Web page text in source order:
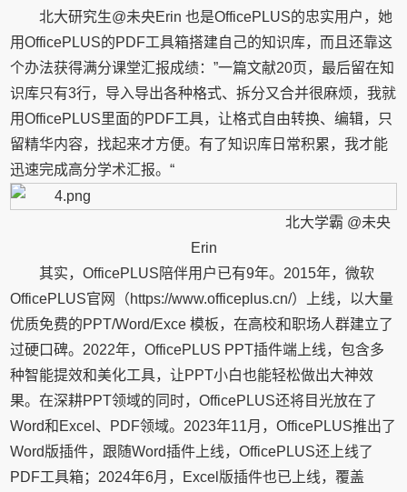
北大研究生@未央Erin 也是OfficePLUS的忠实用户，她
用OfficePLUS的PDF工具箱搭建自己的知识库，而且还靠这
个办法获得满分课堂汇报成绩：”一篇文献20页，最后留在知
识库只有3行，导入导出各种格式、拆分又合并很麻烦，我就
用OfficePLUS里面的PDF工具，让格式自由转换、编辑，只
留精华内容，找起来才方便。有了知识库日常积累，我才能
迅速完成高分学术汇报。“
北大学霸 @未央
Erin
其实，OfficePLUS陪伴用户已有9年。2015年，微软
OfficePLUS官网（https://www.officeplus.cn/）上线，以大量
优质免费的PPT/Word/Exce 模板，在高校和职场人群建立了
过硬口碑。2022年，OfficePLUS PPT插件端上线，包含多
种智能提效和美化工具，让PPT小白也能轻松做出大神效
果。在深耕PPT领域的同时，OfficePLUS还将目光放在了
Word和Excel、PDF领域。2023年11月，OfficePLUS推出了
Word版插件，跟随Word插件上线，OfficePLUS还上线了
PDF工具箱；2024年6月，Excel版插件也已上线，覆盖